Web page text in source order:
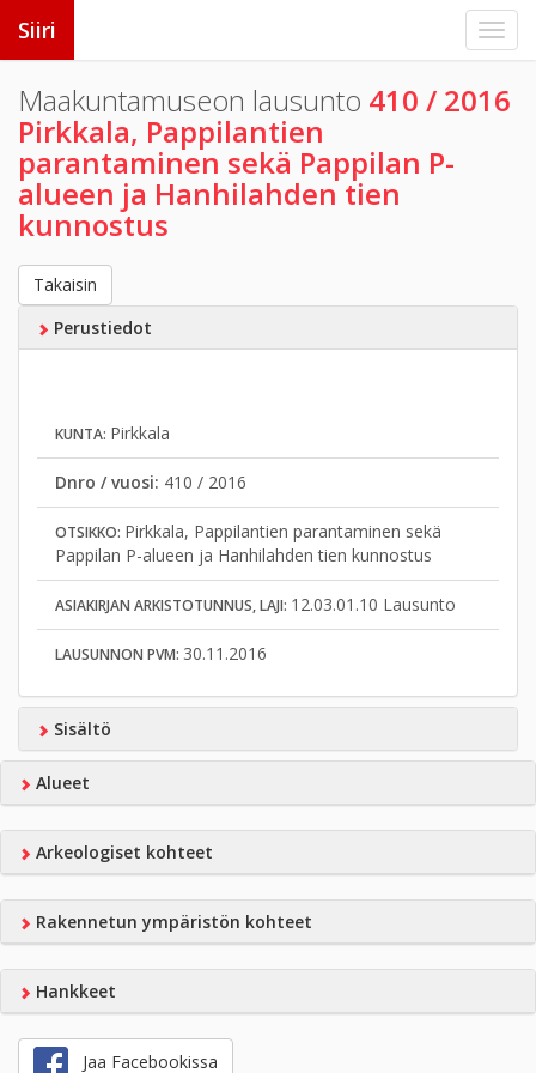
Siiri
Maakuntamuseon lausunto 410 / 2016
Pirkkala, Pappilantien
parantaminen sekä Pappilan P-
alueen ja Hanhilahden tien
kunnostus
Takaisin
Perustiedot
KUNTA: Pirkkala
Dnro / vuosi: 410 / 2016
OTSIKKO: Pirkkala, Pappilantien parantaminen sekä
Pappilan P-alueen ja Hanhilahden tien kunnostus
ASIAKIRJAN ARKISTOTUNNUS, LAJI: 12.03.01.10 Lausunto
LAUSUNNON PVM: 30.11.2016
Sisältö
Alueet
Arkeologiset kohteet
Rakennetun ympäristön kohteet
Hankkeet
Jaa Facebookissa